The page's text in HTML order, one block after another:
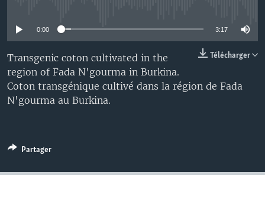
0:00 3:17
Télécharger
Transgenic coton cultivated in the
region of Fada N'gourma in Burkina.
Coton transgénique cultivé dans la région de Fada
N'gourma au Burkina.
Partager